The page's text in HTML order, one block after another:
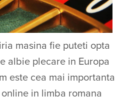
masina fie puteti opta
albie plecare in Europa
este cea mai importanta
in limba romana